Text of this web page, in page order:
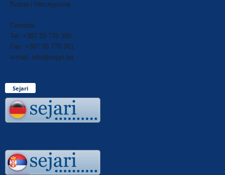
Bosna i Hercegovina
Centrala:
Tel: +387 33 770 300
Fax: +387 33 770 301
e-mail: info@sejari.ba
Sejari